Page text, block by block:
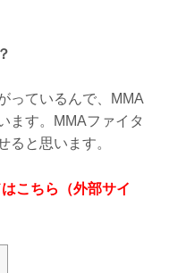
っているんで、MMA
ます。MMAファイタ
ると思います。
こちら（外部サイ